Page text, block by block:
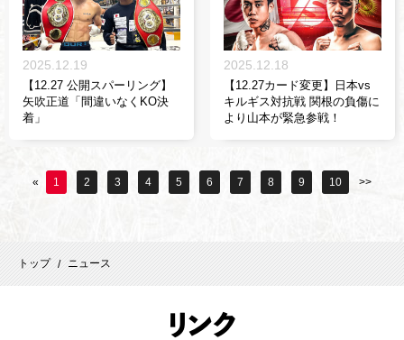
2025.12.19
【12.27 公開スパーリング】
矢吹正道「間違いなくKO決
着」
2025.12.18
【12.27カード変更】日本vs
キルギス対抗戦 関根の負傷に
より山本が緊急参戦！
« 1 2 3 4 5 6 7 8 9 10 >>
トップ / ニュース
リンク